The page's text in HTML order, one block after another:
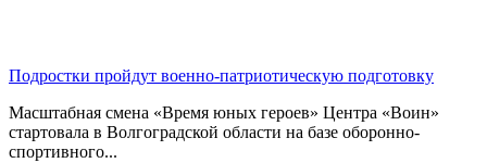
Подростки пройдут военно-патриотическую подготовку
Масштабная смена «Время юных героев» Центра «Воин»
стартовала в Волгоградской области на базе оборонно-
спортивного...